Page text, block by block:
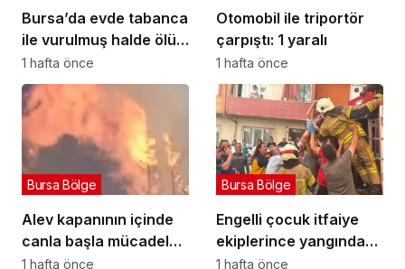
Bursa’da evde tabanca
ile vurulmuş halde ölü
bulundu
1 hafta önce
Otomobil ile triportör
çarpıştı: 1 yaralı
1 hafta önce
Alev kapanının içinde
canla başla mücadele
ettiler:
Bursa Bölge
1 hafta önce
Engelli çocuk itfaiye
ekiplerince yangından
kurtarıldı
Bursa Bölge
1 hafta önce